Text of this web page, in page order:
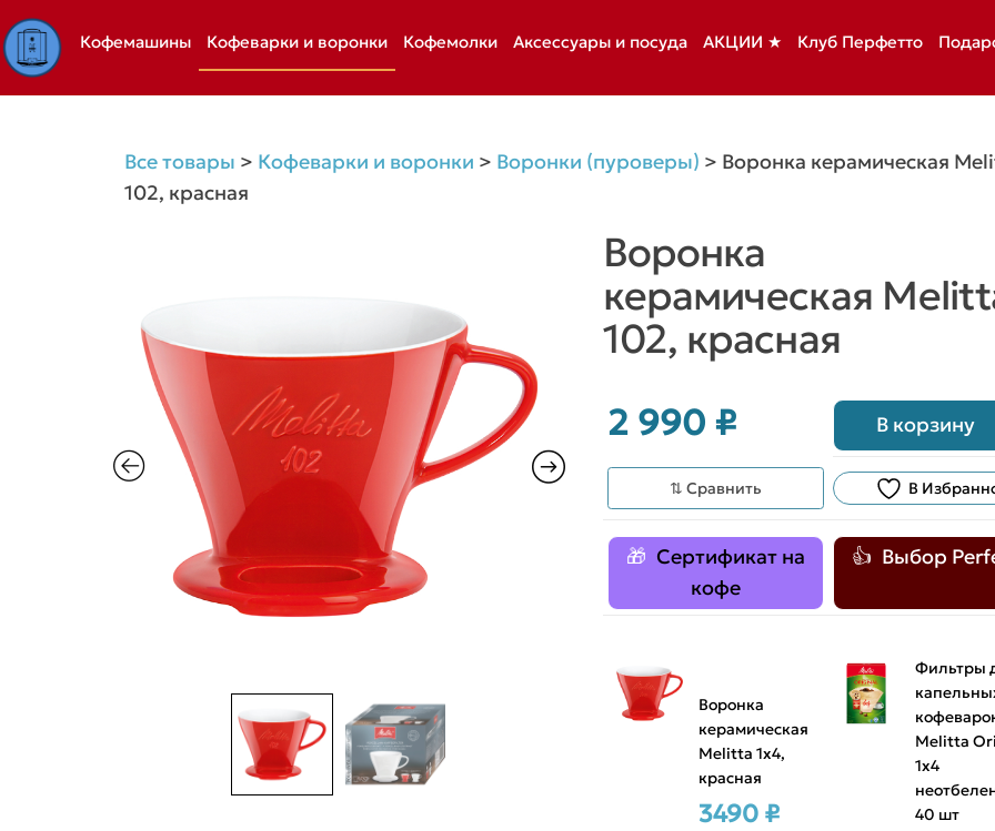
Перейти
к
содержимому
Кофемашины Кофеварки и воронки Кофемолки Аксессуары и посуда АКЦИИ ★ Клуб Перфетто
Все товары > Кофеварки и воронки > Воронки (пуроверы) > Воронка керамическая
102, красная
Воронка
керамическая
102, красная
2 990 ₽ В корзину
⇅ Сравнить В
Сертификат на
кофе
Выбор
Воронка
керамическая
Melitta 1x4,
красная
3490 ₽
Фильтры
Melitta
1х4
40 шт